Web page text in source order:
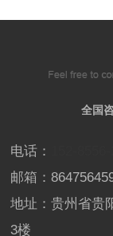
全国
电话：
邮箱：
地址：贵州省贵
3楼